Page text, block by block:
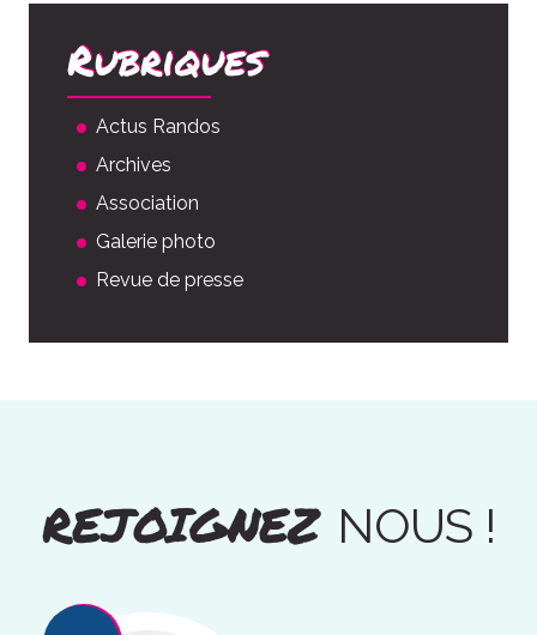
Rubriques
Actus Randos
Archives
Association
Galerie photo
Revue de presse
REJOIGNEZ NOUS !